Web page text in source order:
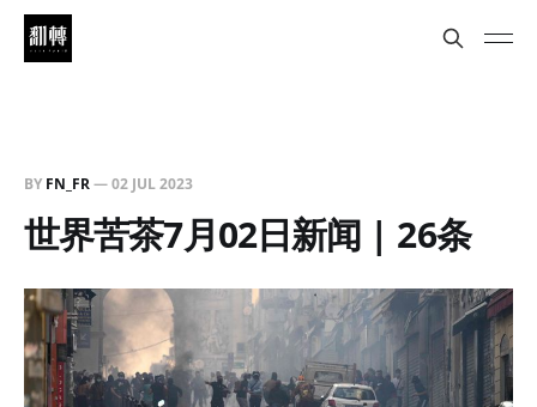
BY FN_FR—02 JUL 2023
世界苦茶7月02日新闻 | 26条